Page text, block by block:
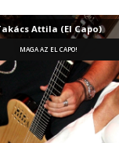
Attila (El Capo)
MAGA AZ EL CAPO!